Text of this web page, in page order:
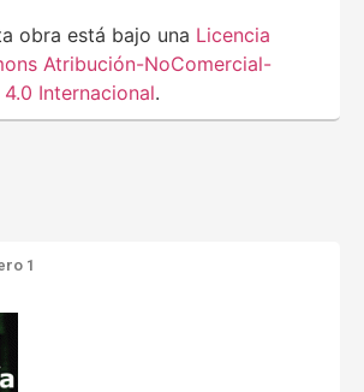
obra está bajo una Licencia
Atribución-NoComercial-
Internacional.
1